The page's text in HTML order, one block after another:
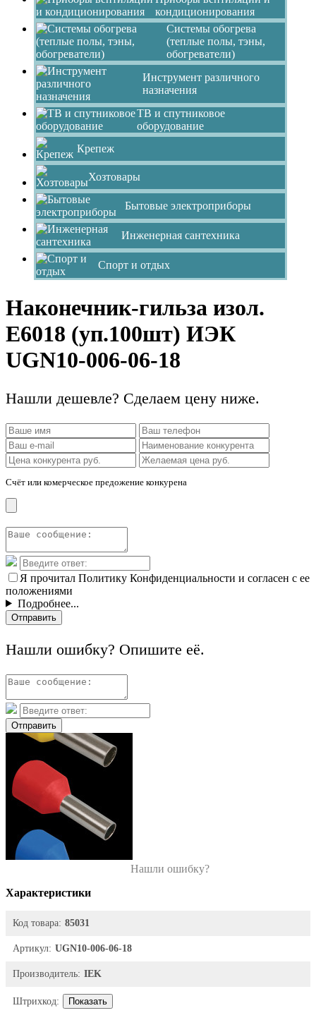
кондиционирования
Системы обогрева
(теплые полы, тэны,
обогреватели)
Инструмент различного
назначения
ТВ и спутниковое
оборудование
Крепеж
Хозтовары
Бытовые электроприборы
Инженерная сантехника
Спорт и отдых
Наконечник-гильза изол.
Е6018 (уп.100шт) ИЭК
UGN10-006-06-18
Нашли дешевле? Сделаем цену ниже.
Счёт или комерческое предожение конкурена
Я прочитал Политику Конфиденциальности и согласен с ее
положениями
Подробнее...
Отправить
Нашли ошибку? Опишите её.
Отправить
Нашли ошибку?
Характеристики
Код товара: 85031
Артикул: UGN10-006-06-18
Производитель: IEK
Штрихкод: Показать